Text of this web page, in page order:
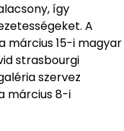
így
A
március 15-i magyar
strasbourgi
szervez
március 8-i